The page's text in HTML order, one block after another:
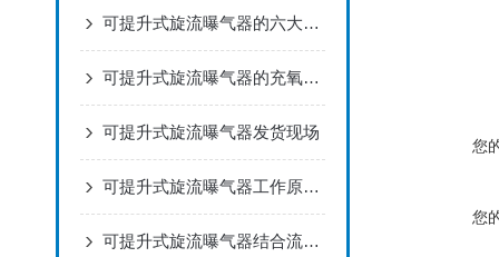
可提升式旋流曝气器的六大特点
可提升式旋流曝气器的充氧效率高
可提升式旋流曝气器发货现场
可提升式旋流曝气器工作原理及要点
可提升式旋流曝气器结合流体力学设计所制作
您
您